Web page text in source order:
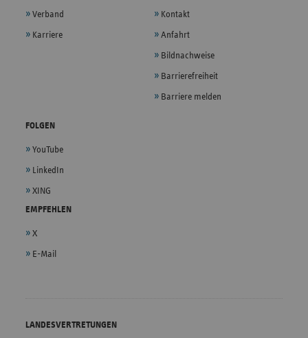
Verband
Karriere
Kontakt
Anfahrt
Bildnachweise
Barrierefreiheit
Barriere melden
FOLGEN
YouTube
LinkedIn
XING
EMPFEHLEN
X
E-Mail
LANDESVERTRETUNGEN